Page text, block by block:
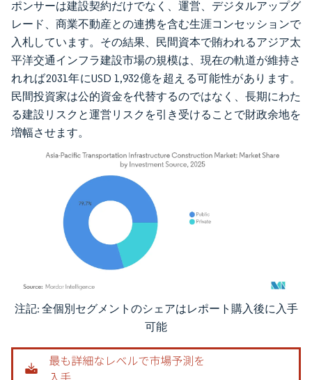
ポンサーは建設契約だけでなく、運営、デジタルアップグ
レード、商業不動産との連携を含む生涯コンセッションで
入札しています。その結果、民間資本で賄われるアジア太
平洋交通インフラ建設市場の規模は、現在の軌道が維持さ
れれば2031年にUSD 1,932億を超える可能性があります。
民間投資家は公的資金を代替するのではなく、長期にわた
る建設リスクと運営リスクを引き受けることで財政余地を
増幅させます。
画像 © Mordor Intelligence。再利用にはCC BY 4.0の表示が必要です。
注記: 全個別セグメントのシェアはレポート購入後に入手
可能